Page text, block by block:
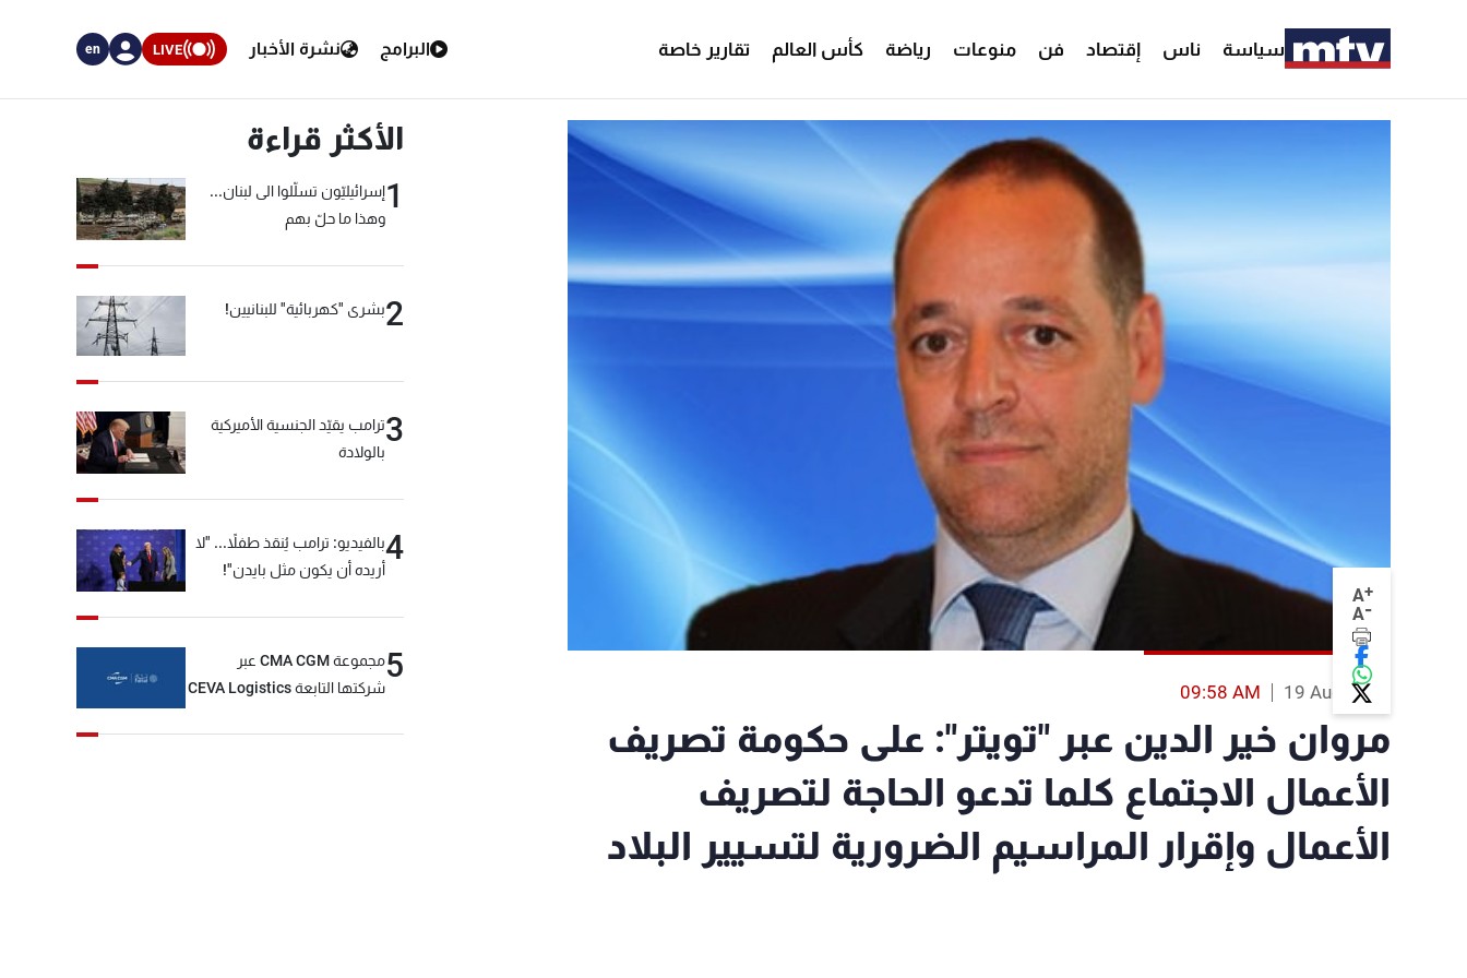
سياسة ناس إقتصاد فن منوعات رياضة كأس العالم تقارير خاصة البرامج نشرة الأخبار LIVE
en
A+
A-
19 Aug 2013
09:58 AM
مروان خير الدين عبر "تويتر": على حكومة تصريف
الأعمال الاجتماع كلما تدعو الحاجة لتصريف
الأعمال وإقرار المراسيم الضرورية لتسيير البلاد
الأكثر قراءة
1إسرائيليّون تسلّلوا الى لبنان...
وهذا ما حلّ بهم
2بشرى "كهربائية" للبنانيين!
3ترامب يقيّد الجنسية الأميركية
بالولادة
4بالفيديو: ترامب يُنقذ طفلاً... "لا
أريده أن يكون مثل بايدن"!
5
مجموعة CMA CGM عبر
شركتها التابعة CEVA Logistics